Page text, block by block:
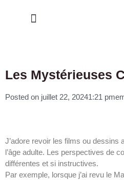
Les Mystérieuses
Posted on juillet 22, 20241:21 pm
J’adore revoir les films ou dessins
l’âge adulte. Les perspectives de
différentes et si instructives.
Par exemple, lorsque j’ai revu le